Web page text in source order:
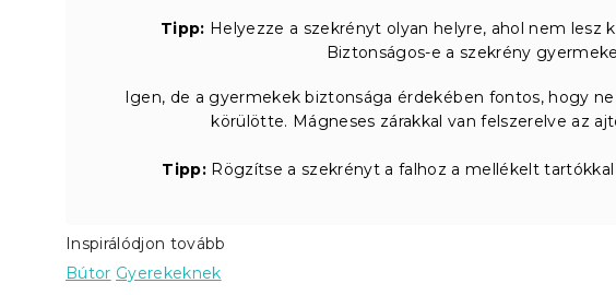
Tipp: Helyezze a szekrényt olyan helyre, ahol nem lesz
Biztonságos-e a szekrény
Igen, de a gyermekek biztonsága érdekében fontos, hogy
körülötte. Mágneses zárakkal van felszerelve az
Tipp:Rögzítse a szekrényt a falhoz a mellékelt
Inspirálódjon tovább
Bútor Gyerekeknek